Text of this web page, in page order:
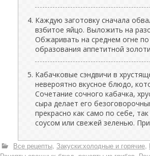
Каждую заготовку сначала
взбитое яйцо. Выложить на
Обжаривать на среднем огне
образования аппетитной
Кабачковые сэндвичи в
невероятно вкусное блюдо,
Сочетание сочного кабачка,
сыра делает его
прекрасно как само по себе,
соусом или свежей зеленью.
Все рецепты Закуски:холодные и горячие